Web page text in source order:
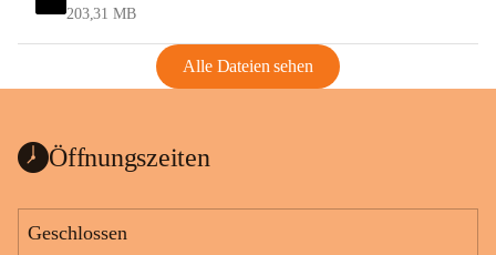
203,31 MB
Alle Dateien sehen
Öffnungszeiten
Geschlossen